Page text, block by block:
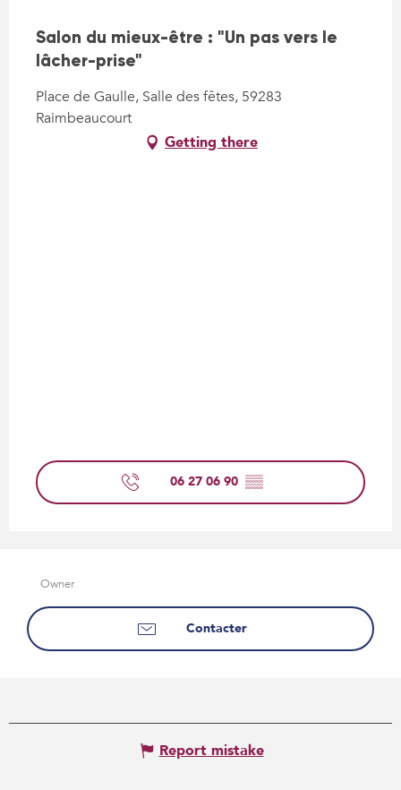
Salon du mieux-être : "Un pas vers le
lâcher-prise"
Place de Gaulle, Salle des fêtes, 59283
Raimbeaucourt
Getting there
06 27 06 90 ▒▒
Owner
Contacter
Report mistake